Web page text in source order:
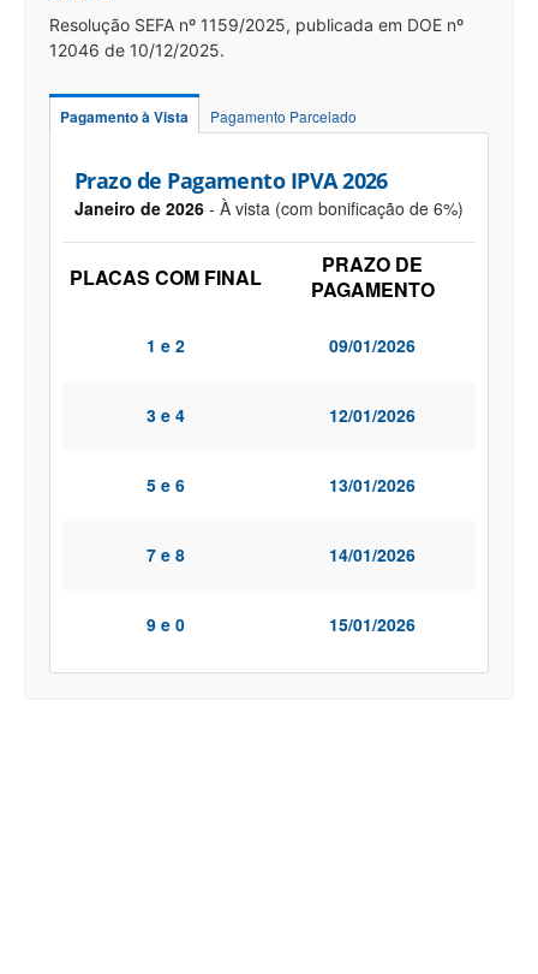
Resolução SEFA nº 1159/2025, publicada em DOE nº
12046 de 10/12/2025.
Pagamento à Vista Pagamento Parcelado
Prazo de Pagamento IPVA 2026
Janeiro de 2026 - À vista (com bonificação de 6%)
PLACAS COM FINAL
PRAZO DE
PAGAMENTO
1 e 2 09/01/2026
3 e 4 12/01/2026
5 e 6 13/01/2026
7 e 8 14/01/2026
9 e 0 15/01/2026